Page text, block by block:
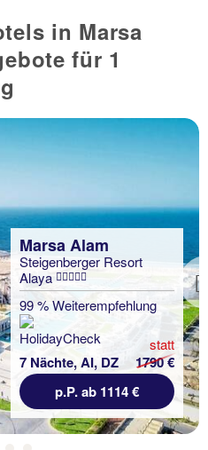
in Marsa
für 1
Marsa Alam
Steigenberger Resort
Alaya
99 % Weiterempfehlung
7 Nächte, AI, DZ
statt
1790 €
p.P. ab 1114 €